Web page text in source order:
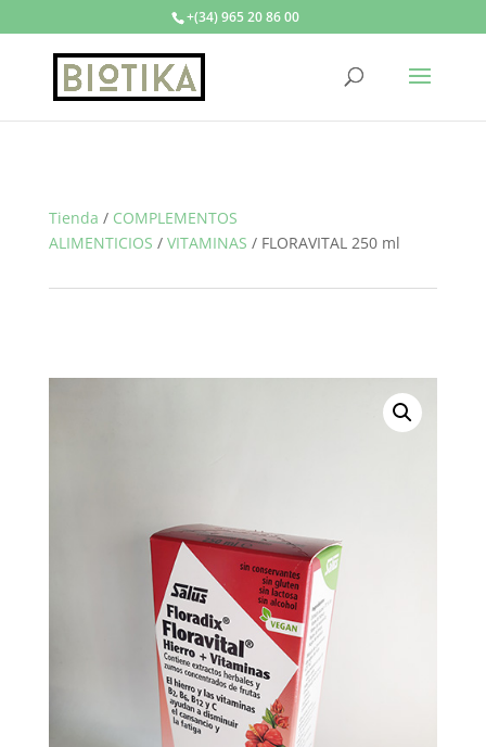
+(34) 965 20 86 00
Tienda / COMPLEMENTOS
ALIMENTICIOS / VITAMINAS / FLORAVITAL 250 ml